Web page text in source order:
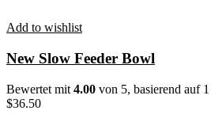
Add to wishlist
New Slow Feeder Bowl
Bewertet mit 4.00 von 5, basierend auf 1
$36.50